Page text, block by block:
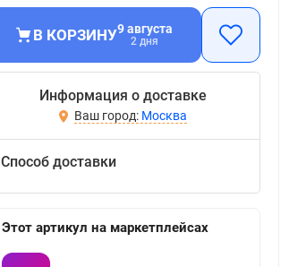
В КОРЗИНУ9 августа
2 дня
Информация о доставке
Москва
Способ доставки
Этот артикул на маркетплейсах